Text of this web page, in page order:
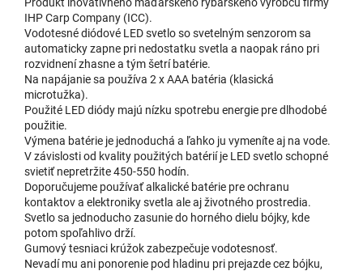
IHP Carp Company (ICC).
Vodotesné diódové LED svetlo so svetelným senzorom sa
automaticky zapne pri nedostatku svetla a naopak ráno pri
rozvidnení zhasne a tým šetrí batérie.
Na napájanie sa používa 2 x AAA batéria (klasická
microtužka).
Použité LED diódy majú nízku spotrebu energie pre dlhodobé
použitie.
Výmena batérie je jednoduchá a ľahko ju vymeníte aj na vode.
V závislosti od kvality použitých batérií je LED svetlo schopné
svietiť nepretržite 450-550 hodín.
Doporučujeme používať alkalické batérie pre ochranu
kontaktov a elektroniky svetla ale aj životného prostredia.
Svetlo sa jednoducho zasunie do horného dielu bójky, kde
potom spoľahlivo drží.
Gumový tesniaci krúžok zabezpečuje vodotesnosť.
Nevadí mu ani ponorenie pod hladinu pri prejazde cez bójku,